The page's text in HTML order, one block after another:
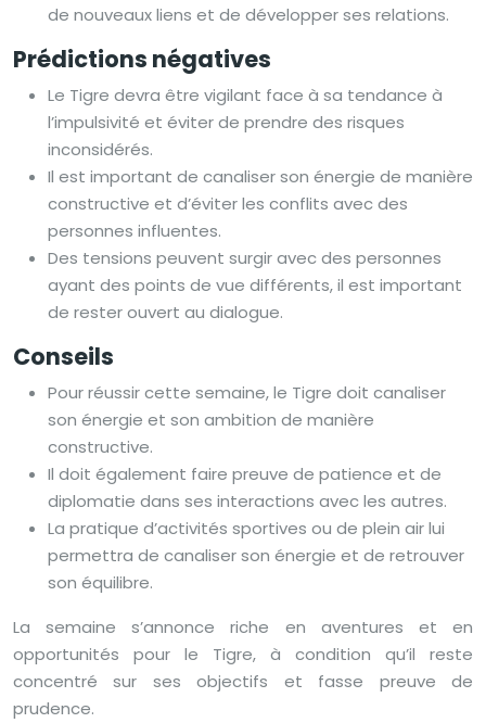
de nouveaux liens et de développer ses relations.
Prédictions négatives
Le Tigre devra être vigilant face à sa tendance à
l’impulsivité et éviter de prendre des risques
inconsidérés.
Il est important de canaliser son énergie de manière
constructive et d’éviter les conflits avec des
personnes influentes.
Des tensions peuvent surgir avec des personnes
ayant des points de vue différents, il est important
de rester ouvert au dialogue.
Conseils
Pour réussir cette semaine, le Tigre doit canaliser
son énergie et son ambition de manière
constructive.
Il doit également faire preuve de patience et de
diplomatie dans ses interactions avec les autres.
La pratique d’activités sportives ou de plein air lui
permettra de canaliser son énergie et de retrouver
son équilibre.
La semaine s’annonce riche en aventures et en
opportunités pour le Tigre, à condition qu’il reste
concentré sur ses objectifs et fasse preuve de
prudence.